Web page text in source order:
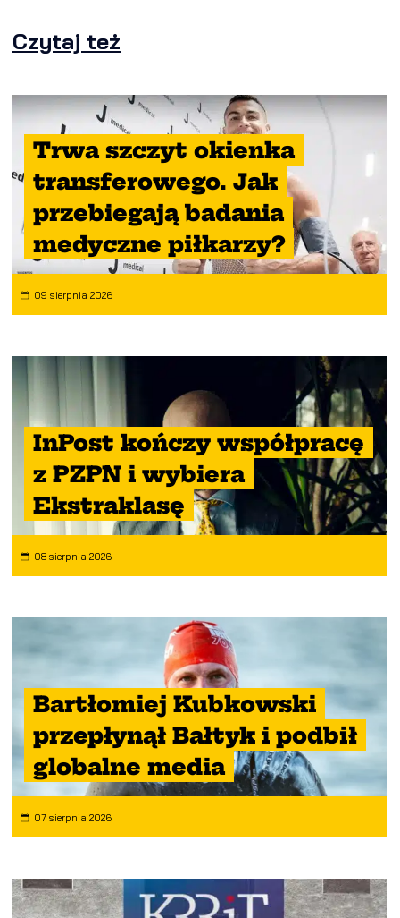
Czytaj też
Trwa szczyt okienka
transferowego. Jak
przebiegają badania
medyczne piłkarzy?
09 sierpnia 2026
InPost kończy współpracę
z PZPN i wybiera
Ekstraklasę
08 sierpnia 2026
Bartłomiej Kubkowski
przepłynął Bałtyk i podbił
globalne media
07 sierpnia 2026